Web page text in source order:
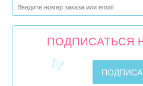
ПОДПИСАТЬСЯ